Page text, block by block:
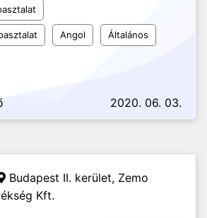
Angol Általános
2020. 06. 03.
Budapest II. kerület, Zemo
Kft.